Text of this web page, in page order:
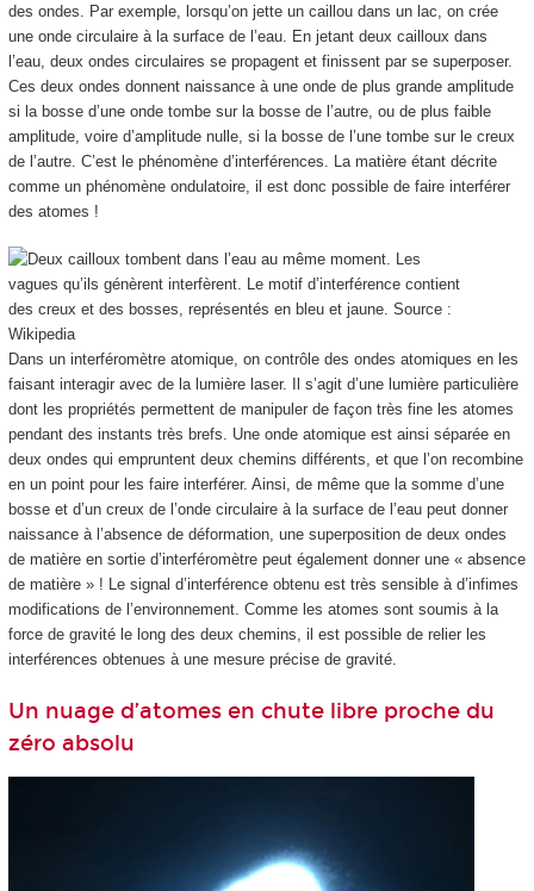
des ondes. Par exemple, lorsqu’on jette un caillou dans un lac, on crée
une onde circulaire à la surface de l’eau. En jetant deux cailloux dans
l’eau, deux ondes circulaires se propagent et finissent par se superposer.
Ces deux ondes donnent naissance à une onde de plus grande amplitude
si la bosse d’une onde tombe sur la bosse de l’autre, ou de plus faible
amplitude, voire d’amplitude nulle, si la bosse de l’une tombe sur le creux
de l’autre. C’est le phénomène d’interférences. La matière étant décrite
comme un phénomène ondulatoire, il est donc possible de faire interférer
des atomes !
Dans un interféromètre atomique, on contrôle des ondes atomiques en les
faisant interagir avec de la lumière laser. Il s’agit d’une lumière particulière
dont les propriétés permettent de manipuler de façon très fine les atomes
pendant des instants très brefs. Une onde atomique est ainsi séparée en
deux ondes qui empruntent deux chemins différents, et que l’on recombine
en un point pour les faire interférer. Ainsi, de même que la somme d’une
bosse et d’un creux de l’onde circulaire à la surface de l’eau peut donner
naissance à l’absence de déformation, une superposition de deux ondes
de matière en sortie d’interféromètre peut également donner une « absence
de matière » ! Le signal d’interférence obtenu est très sensible à d’infimes
modifications de l’environnement. Comme les atomes sont soumis à la
force de gravité le long des deux chemins, il est possible de relier les
interférences obtenues à une mesure précise de gravité.
Un nuage d’atomes en chute libre proche du
zéro absolu